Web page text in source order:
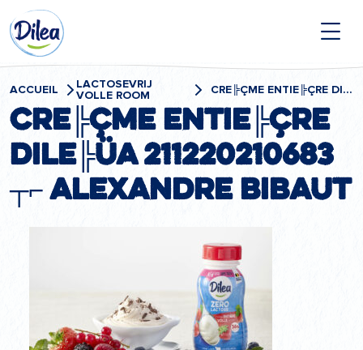
Passer
au
contenu
Dilea
Zero
Lactose
ACCUEIL
LACTOSEVRIJ
VOLLE ROOM
CRE╠ÇME ENTIE╠ÇRE DILE╠ÜA 211220210683 ┬⌐ ALEXANDRE BIBAUT
Cre╠Çme entie╠Çre
Dile╠üa 211220210683
┬⌐ Alexandre Bibaut